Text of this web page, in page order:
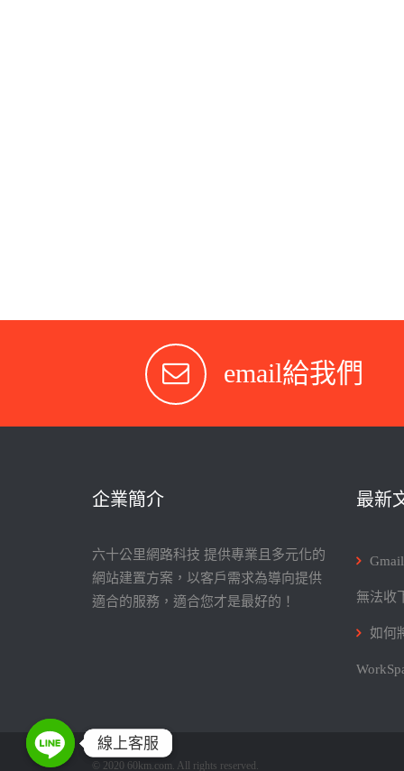
email給我們
企業簡介
六十公里網路科技 提供專業且多元化的
網站建置方案，以客戶需求為導向提供
適合的服務，適合您才是最好的！
最新
無法收
如何
© 2020 60km.com. All rights reserved.
線上客服
線上客服